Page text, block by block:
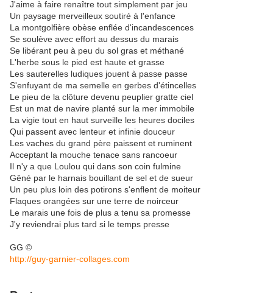
J'aime à faire renaître tout simplement par jeu
Un paysage merveilleux soutiré à l'enfance
La montgolfière obèse enflée d'incandescences
Se soulève avec effort au dessus du marais
Se libérant peu à peu du sol gras et méthané
L'herbe sous le pied est haute et grasse
Les sauterelles ludiques jouent à passe passe
S'enfuyant de ma semelle en gerbes d'étincelles
Le pieu de la clôture devenu peuplier gratte ciel
Est un mat de navire planté sur la mer immobile
La vigie tout en haut surveille les heures dociles
Qui passent avec lenteur et infinie douceur
Les vaches du grand père paissent et ruminent
Acceptant la mouche tenace sans rancoeur
Il n'y a que Loulou qui dans son coin fulmine
Gêné par le harnais bouillant de sel et de sueur
Un peu plus loin des potirons s'enflent de moiteur
Flaques orangées sur une terre de noirceur
Le marais une fois de plus a tenu sa promesse
J'y reviendrai plus tard si le temps presse
GG ©
http://guy-garnier-collages.com